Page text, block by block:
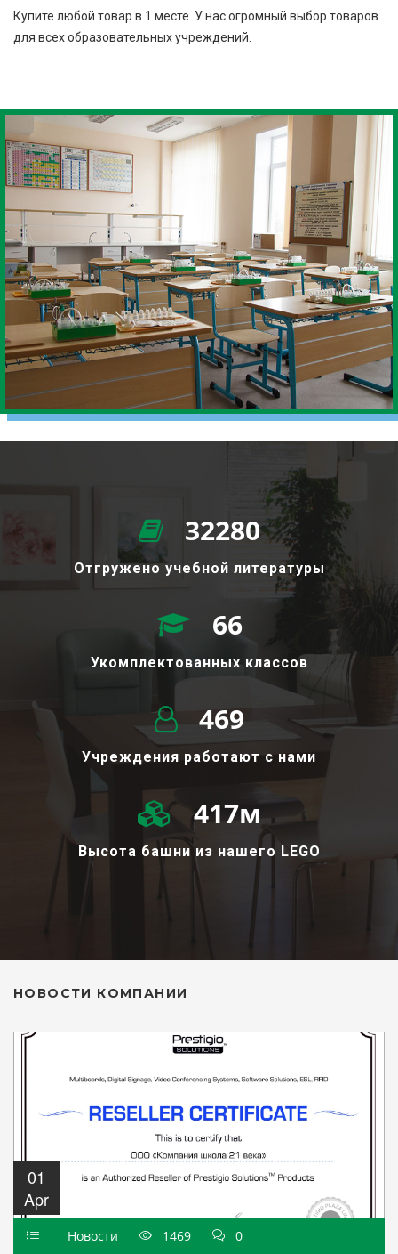
Купите любой товар в 1 месте. У нас огромный выбор товаров
для всех образовательных учреждений.
72960
Отгружено учебной литературы
149
Укомплектованных классов
1063
Учреждения работают с нами
945м
Высота башни из нашего LEGO
НОВОСТИ КОМПАНИИ
01
Apr
Новости 1469 0